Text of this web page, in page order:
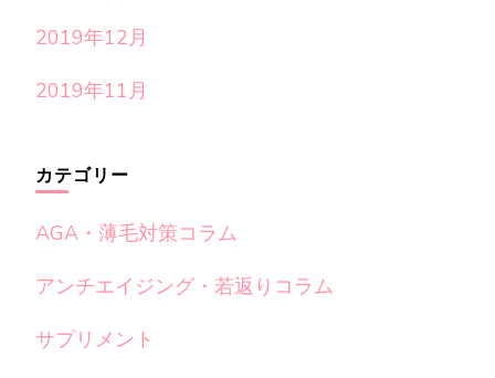
2019年12月
2019年11月
カテゴリー
AGA・薄毛対策コラム
アンチエイジング・若返りコラム
サプリメント